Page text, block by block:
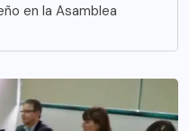
en la Asamblea